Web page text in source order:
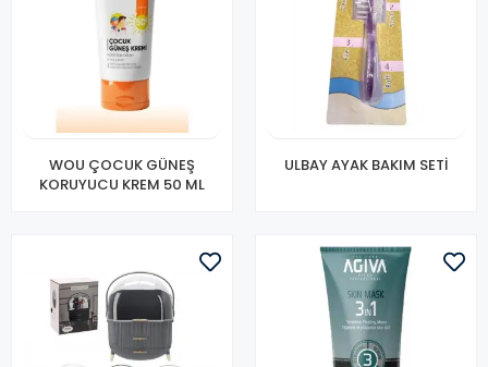
WOU ÇOCUK GÜNEŞ
KORUYUCU KREM 50 ML
ULBAY AYAK BAKIM SETİ